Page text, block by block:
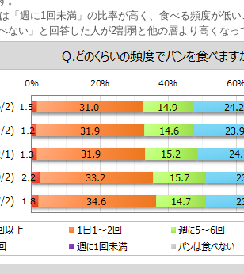
「週に1回未満」の比率が高く、食べる頻度が低
ない」と回答した人が2割弱と他の層より高くなっ